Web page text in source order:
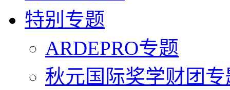
特别专题
ARDEPRO专题
秋元国际奖学财团专